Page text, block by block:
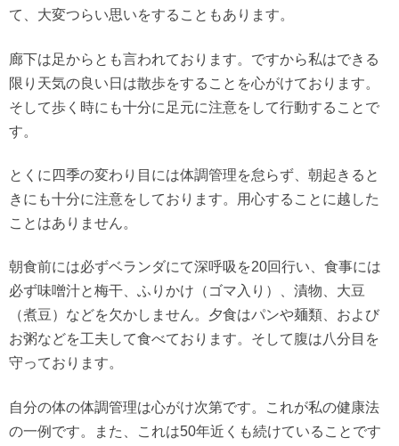
て、大変つらい思いをすることもあります。
廊下は足からとも言われております。ですから私はできる
限り天気の良い日は散歩をすることを心がけております。
そして歩く時にも十分に足元に注意をして行動することで
す。
とくに四季の変わり目には体調管理を怠らず、朝起きると
きにも十分に注意をしております。用心することに越した
ことはありません。
朝食前には必ずベランダにて深呼吸を20回行い、食事には
必ず味噌汁と梅干、ふりかけ（ゴマ入り）、漬物、大豆
（煮豆）などを欠かしません。夕食はパンや麺類、および
お粥などを工夫して食べております。そして腹は八分目を
守っております。
自分の体の体調管理は心がけ次第です。これが私の健康法
の一例です。また、これは50年近くも続けていることです